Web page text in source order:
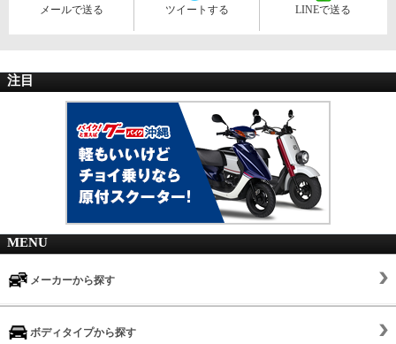
メールで送る ツイートする LINEで送る
注目
MENU
メーカーから探す
ボディタイプから探す